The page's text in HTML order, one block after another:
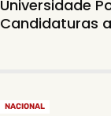
Universidade
Candidaturas
NACIONAL